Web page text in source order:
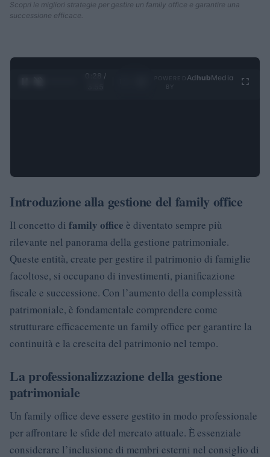
Scopri le migliori strategie per gestire un family office e garantire una
successione efficace.
0:28 /
Ad hubMedia
Introduzione alla gestione del family office
Il concetto di family office è diventato sempre più
rilevante nel panorama della gestione patrimoniale.
Queste entità, create per gestire il patrimonio di famiglie
facoltose, si occupano di investimenti, pianificazione
fiscale e successione. Con l’aumento della complessità
patrimoniale, è fondamentale comprendere come
strutturare efficacemente un family office per garantire la
continuità e la crescita del patrimonio nel tempo.
La professionalizzazione della gestione
patrimoniale
Un family office deve essere gestito in modo professionale
per affrontare le sfide del mercato attuale. È essenziale
considerare l’inclusione di membri esterni nel consiglio di